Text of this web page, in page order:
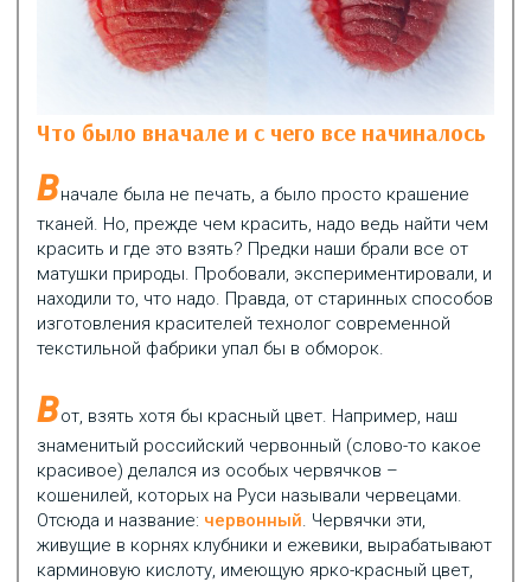
Что было вначале и с чего все начиналось
Вначале была не печать, а было просто крашение
тканей. Но, прежде чем красить, надо ведь найти чем
красить и где это взять? Предки наши брали все от
матушки природы. Пробовали, экспериментировали, и
находили то, что надо. Правда, от старинных способов
изготовления красителей технолог современной
текстильной фабрики упал бы в обморок.
Вот, взять хотя бы красный цвет. Например, наш
знаменитый российский червонный (слово-то какое
красивое) делался из особых червячков –
кошенилей, которых на Руси называли червецами.
Отсюда и название: червонный. Червячки эти,
живущие в корнях клубники и ежевики, вырабатывают
карминовую кислоту, имеющую ярко-красный цвет,